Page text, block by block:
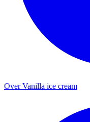
Over Vanilla ice cream